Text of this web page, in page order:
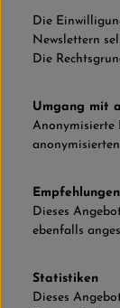
Die
Newslettern
Die
Umgang mit
Anonymisierte
Empfehlungen
Dieses
ebenfalls
Statistiken
Dieses